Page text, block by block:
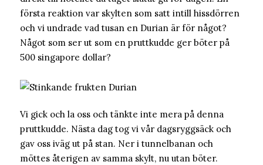
första reaktion var skylten som satt intill hissdörren
och vi undrade vad tusan en Durian är för något?
Något som ser ut som en pruttkudde ger böter på
500 singapore dollar?
Vi gick och la oss och tänkte inte mera på denna
pruttkudde. Nästa dag tog vi vår dagsryggsäck och
gav oss iväg ut på stan. Ner i tunnelbanan och
möttes återigen av samma skylt, nu utan böter.